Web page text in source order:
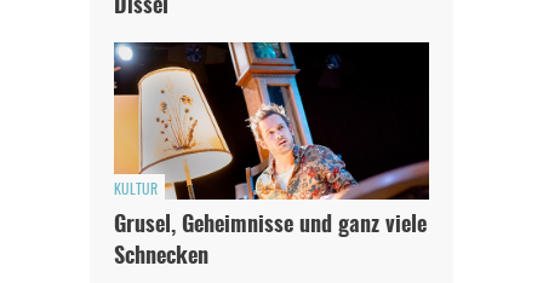
Dissel
KULTUR
Grusel, Geheimnisse und ganz viele
Schnecken